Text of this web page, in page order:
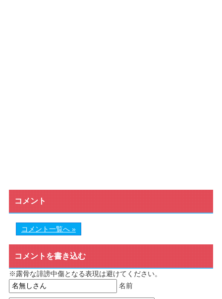
コメント
コメント一覧へ »
コメントを書き込む
※露骨な誹謗中傷となる表現は避けてください。
名前